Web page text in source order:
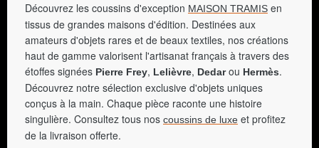
Découvrez les coussins d'exception MAISON TRAMIS en
tissus de grandes maisons d'édition. Destinées aux
amateurs d'objets rares et de beaux textiles, nos créations
haut de gamme valorisent l'artisanat français à travers des
étoffes signées Pierre Frey, Lelièvre, Dedarou Hermès.
Découvrez notre sélection exclusive d'objets uniques
conçus à la main. Chaque pièce raconte une histoire
singulière. Consultez tous nos coussins de luxe et profitez
de la livraison offerte.